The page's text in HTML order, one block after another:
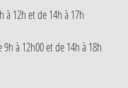
12h et de 14h à 17h
à 12h00 et de 14h à 18h